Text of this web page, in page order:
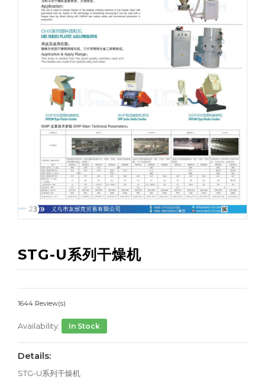
STG-U系列干燥机
1644 Review(s)
Availability: In Stock
Details:
STG-U系列干燥机